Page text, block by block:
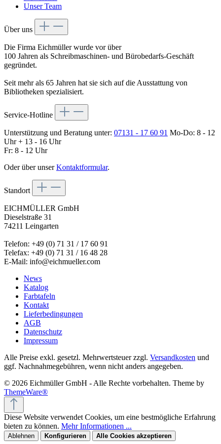
Unser Team
Über uns
Die Firma Eichmüller wurde vor über
100 Jahren als Schreibmaschinen- und Bürobedarfs-Geschäft
gegründet.
Seit mehr als 65 Jahren hat sie sich auf die Ausstattung von
Bibliotheken spezialisiert.
Service-Hotline
Unterstützung und Beratung unter: 07131 - 17 60 91 Mo-Do: 8 - 12
Uhr + 13 - 16 Uhr
Fr: 8 - 12 Uhr
Oder über unserKontaktformular.
Standort
EICHMÜLLER GmbH
Dieselstraße 31
74211 Leingarten
Telefon: +49 (0) 71 31 / 17 60 91
Telefax: +49 (0) 71 31 / 16 48 28
E-Mail: info@eichmueller.com
News
Katalog
Farbtafeln
Kontakt
Lieferbedingungen
AGB
Datenschutz
Impressum
Alle Preise exkl. gesetzl. Mehrwertsteuer zzgl. Versandkosten und
ggf. Nachnahmegebühren, wenn nicht anders angegeben.
© 2026 Eichmüller GmbH - Alle Rechte vorbehalten. Theme by
ThemeWare®
Diese Website verwendet Cookies, um eine bestmögliche Erfahrung
bieten zu können. Mehr Informationen ...
Ablehnen Konfigurieren Alle Cookies akzeptieren